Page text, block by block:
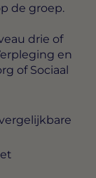
de groep.
drie of
en
of Sociaal